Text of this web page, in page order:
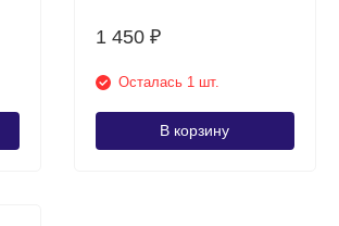
1 450 ₽
Осталась 1 шт.
В корзину